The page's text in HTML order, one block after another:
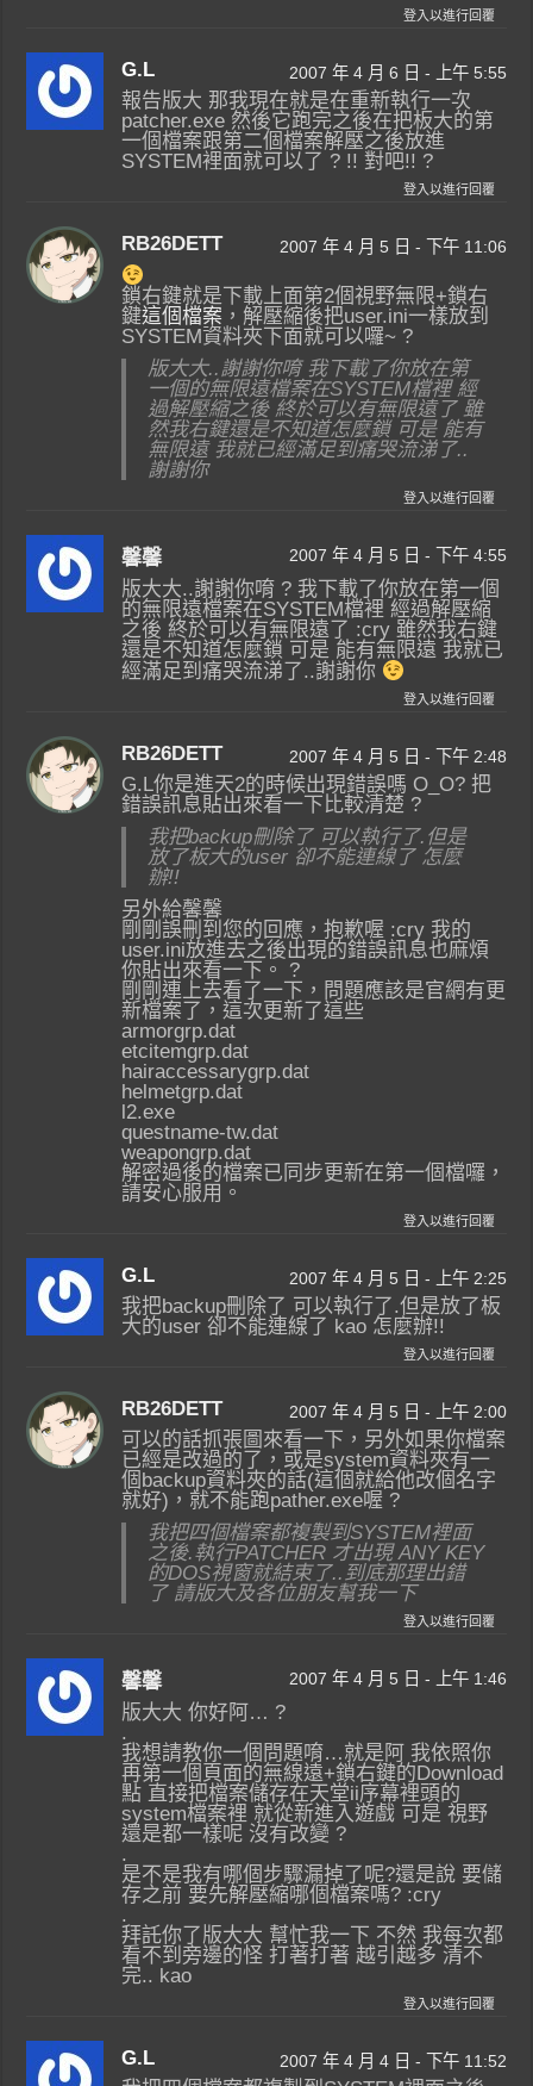
登入以進行回覆
G.L 2007 年 4 月 6 日 - 上午 5:55
報告版大 那我現在就是在重新執行一次
patcher.exe 然後它跑完之後在把板大的第
一個檔案跟第二個檔案解壓之後放進
SYSTEM裡面就可以了 ? !! 對吧!! ?
登入以進行回覆
RB26DETT 2007 年 4 月 5 日 - 下午 11:06
鎖右鍵就是下載上面第2個視野無限+鎖右
鍵這個檔案 ，解壓縮後把user.ini一樣放到
SYSTEM資料夾下面就可以囉~ ?
版大大..謝謝你唷 我下載了你放在第
一個的無限遠檔案在SYSTEM檔裡 經
過解壓縮之後 終於可以有無限遠了 雖
然我右鍵還是不知道怎麼鎖 可是 能有
無限遠 我就已經滿足到痛哭流涕了..
謝謝你
登入以進行回覆
馨馨 2007 年 4 月 5 日 - 下午 4:55
版大大..謝謝你唷 ? 我下載了你放在第一個
的無限遠檔案在SYSTEM檔裡 經過解壓縮
之後 終於可以有無限遠了 :cry 雖然我右鍵
還是不知道怎麼鎖 可是 能有無限遠 我就已
經滿足到痛哭流涕了..謝謝你
登入以進行回覆
RB26DETT 2007 年 4 月 5 日 - 下午 2:48
G.L你是進天2的時候出現錯誤嗎 O_O? 把
錯誤訊息貼出來看一下比較清楚 ?
我把backup刪除了 可以執行了.但是
放了板大的user 卻不能連線了 怎麼
辦!!
另外給馨馨
剛剛誤刪到您的回應，抱歉喔 :cry 我的
user.ini放進去之後出現的錯誤訊息也麻煩
你貼出來看一下。 ?
剛剛連上去看了一下，問題應該是官網有更
新檔案了，這次更新了這些
armorgrp.dat
etcitemgrp.dat
hairaccessarygrp.dat
helmetgrp.dat
l2.exe
questname-tw.dat
weapongrp.dat
解密過後的檔案已同步更新在第一個檔囉，
請安心服用。
登入以進行回覆
G.L 2007 年 4 月 5 日 - 上午 2:25
我把backup刪除了 可以執行了.但是放了板
大的user 卻不能連線了 kao 怎麼辦!!
登入以進行回覆
RB26DETT 2007 年 4 月 5 日 - 上午 2:00
可以的話抓張圖來看一下，另外如果你檔案
已經是改過的了，或是system資料夾有一
個backup資料夾的話(這個就給他改個名字
就好)，就不能跑pather.exe喔 ?
我把四個檔案都複製到SYSTEM裡面
之後.執行PATCHER 才出現 ANY KEY
的DOS視窗就結束了..到底那理出錯
了 請版大及各位朋友幫我一下
登入以進行回覆
馨馨 2007 年 4 月 5 日 - 上午 1:46
版大大 你好阿… ?
.
我想請教你一個問題唷…就是阿 我依照你
再第一個頁面的無線遠+鎖右鍵的Download
點 直接把檔案儲存在天堂ii序幕裡頭的
system檔案裡 就從新進入遊戲 可是 視野
還是都一樣呢 沒有改變 ?
.
是不是我有哪個步驟漏掉了呢?還是說 要儲
存之前 要先解壓縮哪個檔案嗎? :cry
.
拜託你了版大大 幫忙我一下 不然 我每次都
看不到旁邊的怪 打著打著 越引越多 清不
完.. kao
登入以進行回覆
G.L 2007 年 4 月 4 日 - 下午 11:52